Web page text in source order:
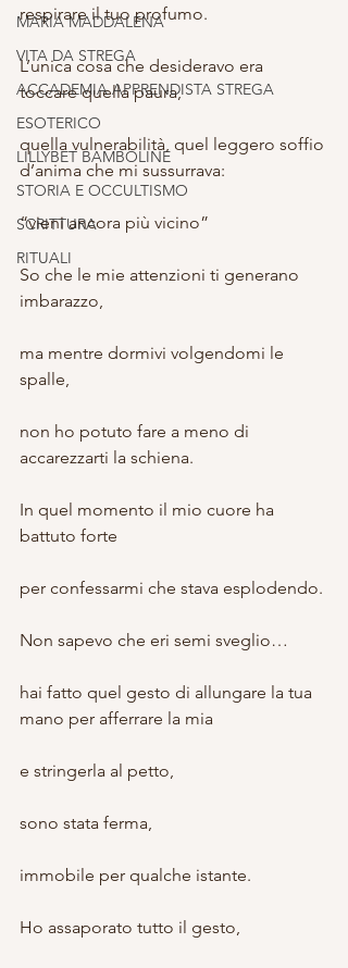
MARIA MADDALENA
VITA DA STREGA
ACCADEMIA APPRENDISTA STREGA
ESOTERICO
LILLYBET BAMBOLINE
STORIA E OCCULTISMO
SCRITTURA
RITUALI
respirare il tuo profumo.
L’unica cosa che desideravo era
toccare quella paura,
quella vulnerabilità, quel leggero soffio
d’anima che mi sussurrava:
“vieni ancora più vicino”
So che le mie attenzioni ti generano
imbarazzo,
ma mentre dormivi volgendomi le
spalle,
non ho potuto fare a meno di
accarezzarti la schiena.
In quel momento il mio cuore ha
battuto forte
per confessarmi che stava esplodendo.
Non sapevo che eri semi sveglio…
hai fatto quel gesto di allungare la tua
mano per afferrare la mia
e stringerla al petto,
sono stata ferma,
immobile per qualche istante.
Ho assaporato tutto il gesto,